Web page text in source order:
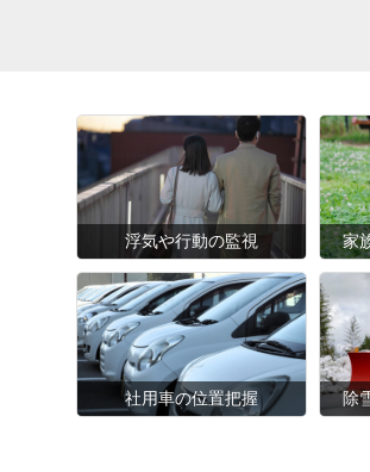
浮気や行動の監視 家
社用車の位置把握 除